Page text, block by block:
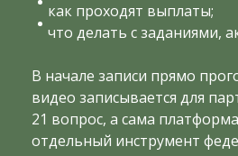
как проходят выплаты;
что делать с заданиями,
В начале записи прямо
видео записывается для
21 вопрос, а сама
отдельный инструмент